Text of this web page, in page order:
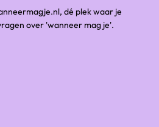
dé plek waar je
over 'wanneer mag je'.